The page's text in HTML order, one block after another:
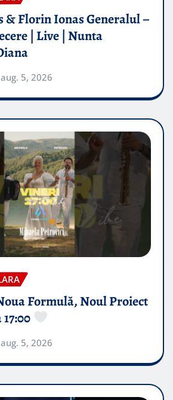
& Florin Ionas Generalul –
| Live | Nunta
aug. 5, 2026
Formulă, Noul Proiect
aug. 5, 2026